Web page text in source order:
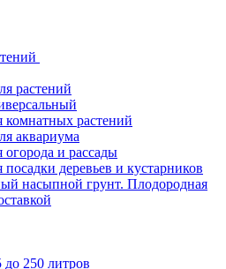
растений
комнатных растений
аквариума
огорода и рассады
посадки деревьев и кустарников
насыпной грунт. Плодородная
до 250 литров